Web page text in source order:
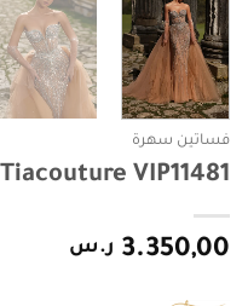
فساتين سهرة
Tiacouture VIP11481 تياكوتور
3.350,00 ر.س